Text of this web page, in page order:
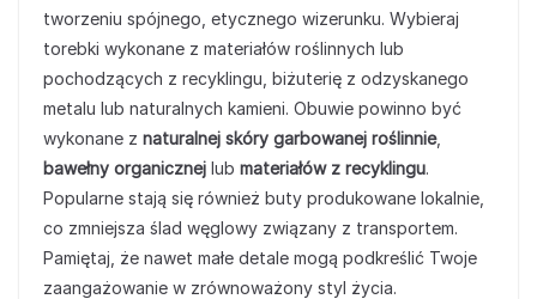
tworzeniu spójnego, etycznego wizerunku. Wybieraj
torebki wykonane z materiałów roślinnych lub
pochodzących z recyklingu, biżuterię z odzyskanego
metalu lub naturalnych kamieni. Obuwie powinno być
wykonane z naturalnej skóry garbowanej roślinnie,
bawełny organicznej lub materiałów z recyklingu.
Popularne stają się również buty produkowane lokalnie,
co zmniejsza ślad węglowy związany z transportem.
Pamiętaj, że nawet małe detale mogą podkreślić Twoje
zaangażowanie w zrównoważony styl życia.